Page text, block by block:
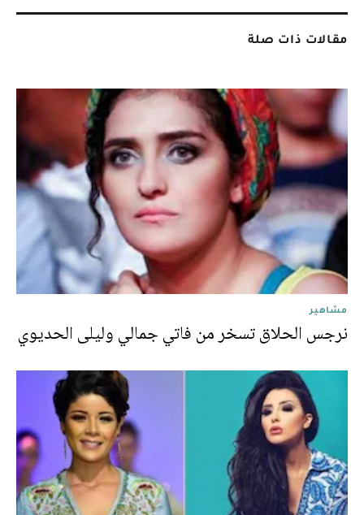
مقالات ذات صلة
مشاهير
نرجس الحلاق تسخر من فاتي جمالي وليلى الحديوي